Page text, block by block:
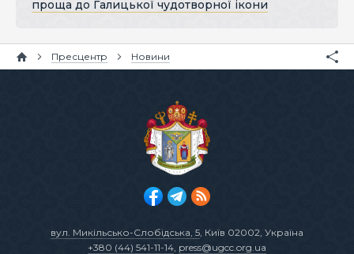
проща до Галицької чудотворної ікони
Пресцентр Новини
вул. Микільсько-Слобідська, 5, Київ 02002, Україна
+380 (44) 541-11-14, press@ugcc.org.ua